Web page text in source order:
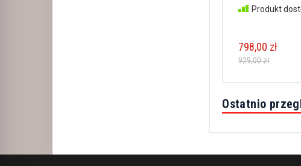
Produkt
798,00 zł
929,00 zł
Ostatnio